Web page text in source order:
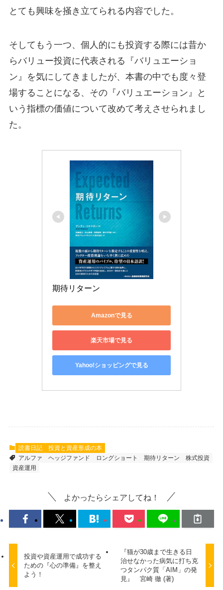
とても興味を掻き立てられる内容でした。
そしてもう一つ、個人的にも投資する際には昔か
らバリュー投資に代表される『バリュエーショ
ン』を気にしてきましたが、本書の中でも度々登
場することになる、その『バリュエーション』と
いう指標の価値について改めて考えさせられまし
た。
期待リターン
Amazonで見る
楽天市場で見る
Yahoo!ショッピングで見る
読書日記
投資と資産形成の本
アルファ
ヘッジファンド ロングショート 期待リターン
株式投資
資産運用
よかったらシェアしてね！
投資や資産運用で成功する
ための『心の準備』を整え
よう！
『猫が30歳まで生きる日
治せなかった病気に打ち克
つタンパク質「AIM」の発
見』 宮崎 徹 (著)